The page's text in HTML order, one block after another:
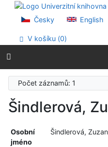
Přejít na obsah
Přejít na menu
Prohlášení o webové
Česky English
V košíku (0)
Počet záznamů: 1
Šindlerová,
Osobní
jméno
Šindlerová,